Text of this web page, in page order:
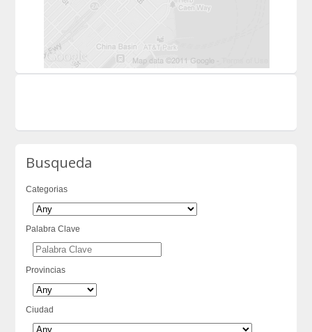
Busqueda
Categorias
Palabra Clave
Provincias
Ciudad